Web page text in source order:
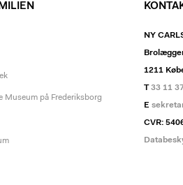
Museum på Frederiksborg
NY
1211
T33 11
E
CVR: